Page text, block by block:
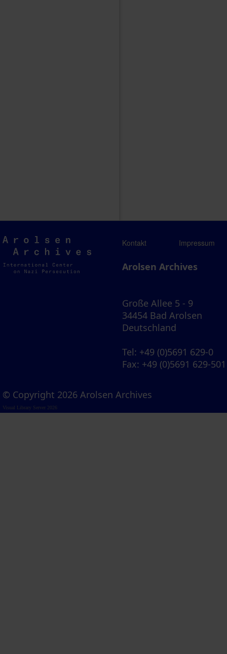
Arolsen
Archives
Kontakt Impressum
Arolsen Archives
Große Allee 5 - 9
34454 Bad Arolsen
Deutschland
Tel: +49 (0)5691 629-0
Fax: +49 (0)5691 629-501
© Copyright 2026 Arolsen Archives
Visual Library Server 2026